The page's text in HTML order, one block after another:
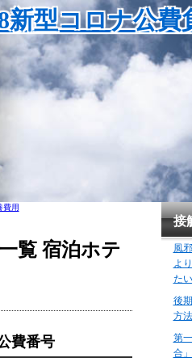
新型コロナ公費
費用
覧 宿泊ホテ
費番号
接
風
よ
た
後
方法
第
合